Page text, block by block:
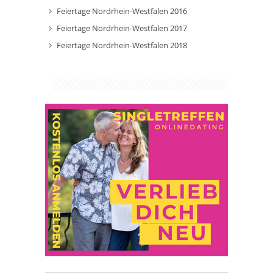
Feiertage Nordrhein-Westfalen 2016
Feiertage Nordrhein-Westfalen 2017
Feiertage Nordrhein-Westfalen 2018